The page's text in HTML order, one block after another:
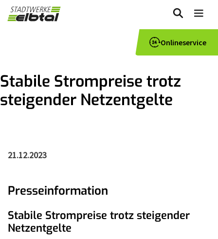
zum
Inhalt
Onlineservice
Stabile Strompreise trotz
steigender Netzentgelte
21.12.2023
Presseinformation
Stabile Strompreise trotz steigender
Netzentgelte